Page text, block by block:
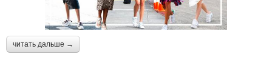
читать дальше →